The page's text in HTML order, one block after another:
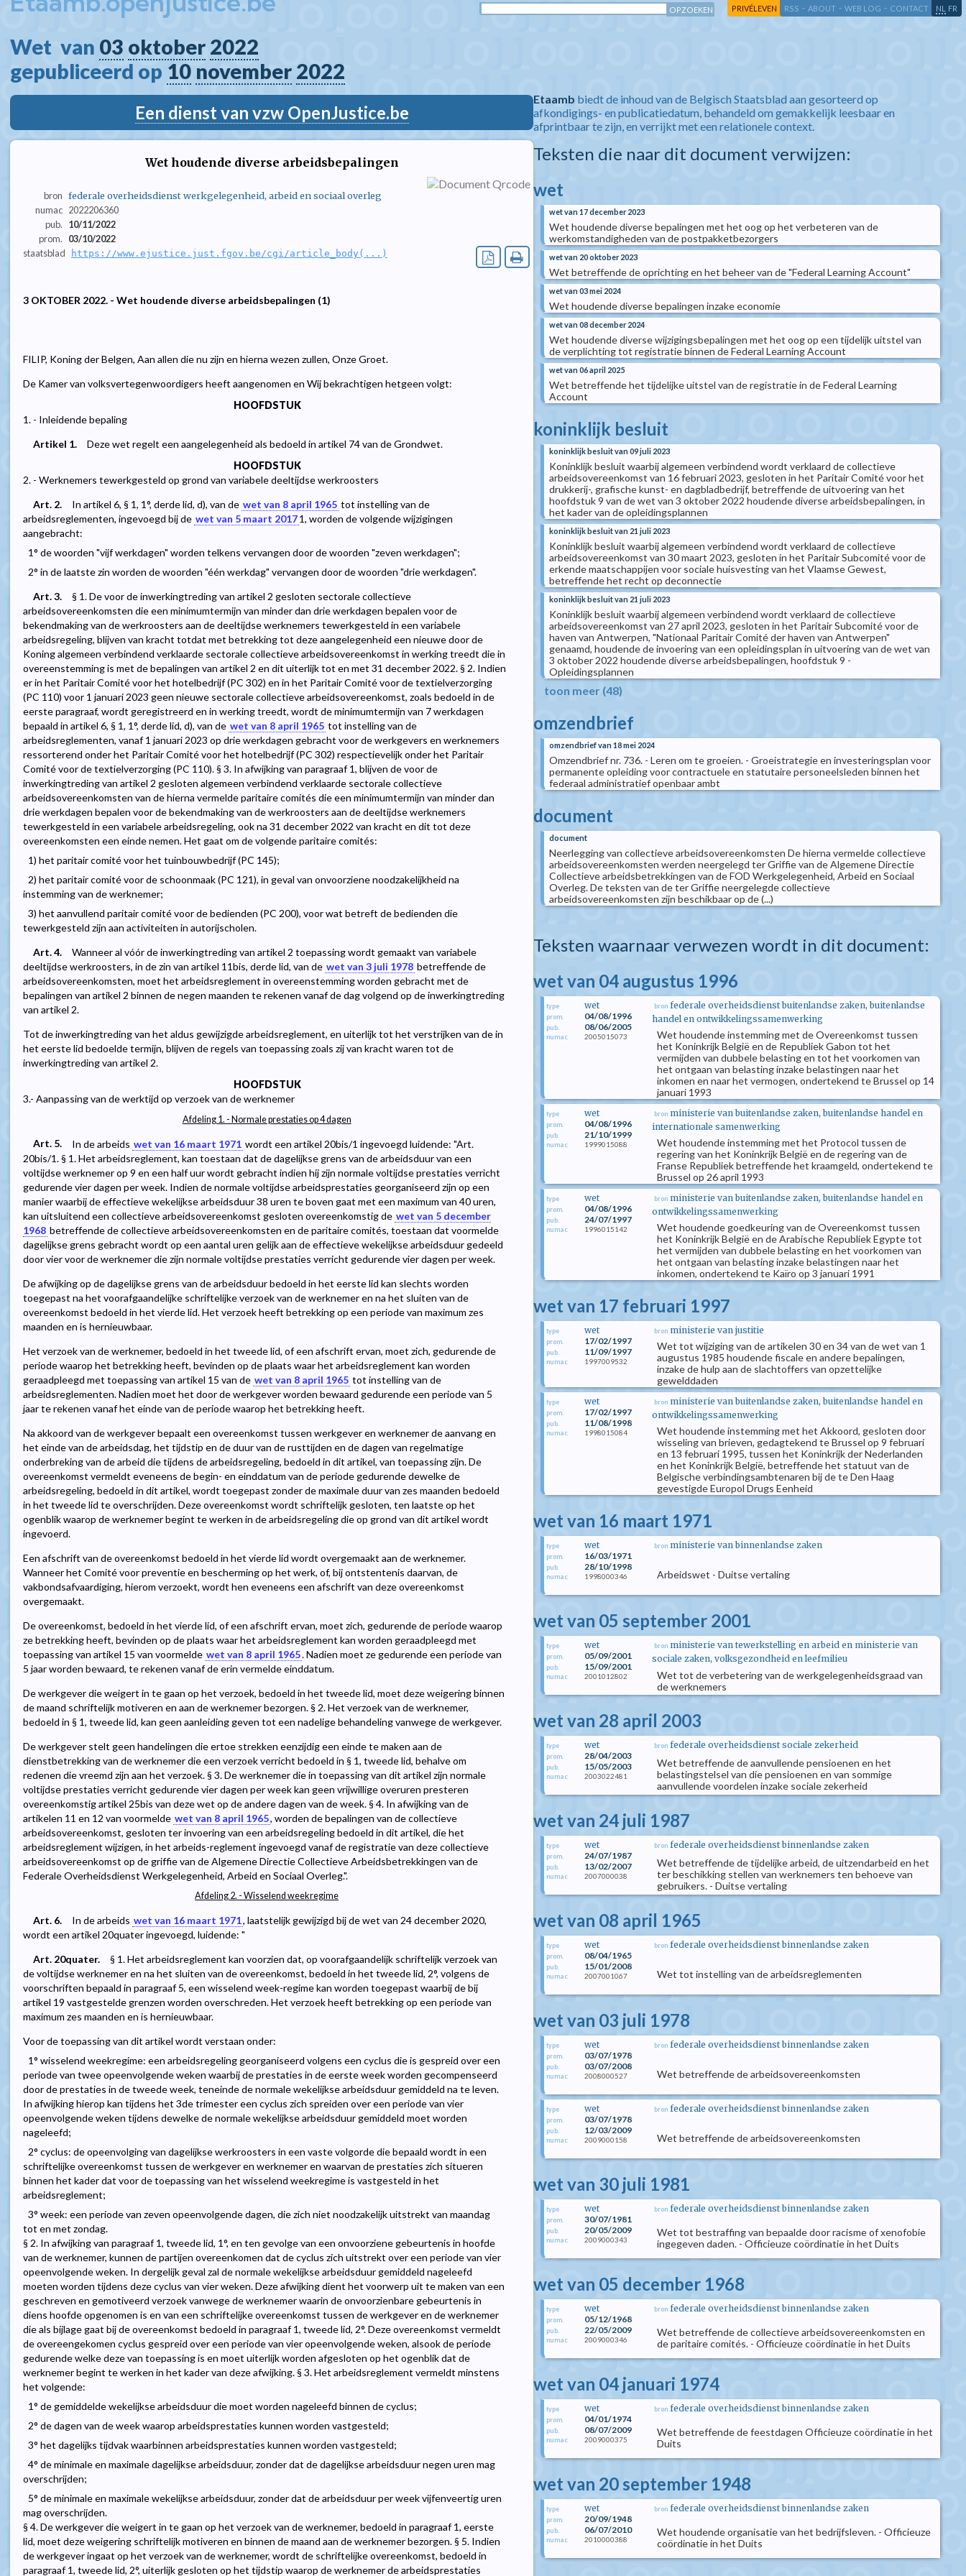
PRIVÉLEVEN RSS - ABOUT - WEB LOG - CONTACT NL FR
Wet  van 03 oktober 2022
gepubliceerd op 10 november 2022
Een dienst van vzw OpenJustice.be
Wet houdende diverse arbeidsbepalingen
bron federale overheidsdienst werkgelegenheid, arbeid en sociaal overleg
numac 2022206360
pub.
10/11/2022
prom.
03/10/2022
staatsblad
https://www.ejustice.just.fgov.be/cgi/article_body(...)
3 OKTOBER 2022. - Wet houdende diverse arbeidsbepalingen (1)
FILIP, Koning der Belgen, Aan allen die nu zijn en hierna wezen zullen, Onze Groet.
De Kamer van volksvertegenwoordigers heeft aangenomen en Wij bekrachtigen hetgeen volgt:
HOOFDSTUK
1. - Inleidende bepaling
Artikel 1.
Deze wet regelt een aangelegenheid als bedoeld in artikel 74 van de Grondwet.
HOOFDSTUK
2. - Werknemers tewerkgesteld op grond van variabele deeltijdse werkroosters
Art. 2.
In artikel 6, § 1, 1°, derde lid, d), van de wet van 8 april 1965 tot instelling van de
arbeidsreglementen, ingevoegd bij de wet van 5 maart 20171, worden de volgende wijzigingen
aangebracht:
1° de woorden "vijf werkdagen" worden telkens vervangen door de woorden "zeven werkdagen";
2° in de laatste zin worden de woorden "één werkdag" vervangen door de woorden "drie werkdagen".
Art. 3.
§ 1. De voor de inwerkingtreding van artikel 2 gesloten sectorale collectieve
arbeidsovereenkomsten die een minimumtermijn van minder dan drie werkdagen bepalen voor de
bekendmaking van de werkroosters aan de deeltijdse werknemers tewerkgesteld in een variabele
arbeidsregeling, blijven van kracht totdat met betrekking tot deze aangelegenheid een nieuwe door de
Koning algemeen verbindend verklaarde sectorale collectieve arbeidsovereenkomst in werking treedt die in
overeenstemming is met de bepalingen van artikel 2 en dit uiterlijk tot en met 31 december 2022. § 2. Indien
er in het Paritair Comité voor het hotelbedrijf (PC 302) en in het Paritair Comité voor de textielverzorging
(PC 110) voor 1 januari 2023 geen nieuwe sectorale collectieve arbeidsovereenkomst, zoals bedoeld in de
eerste paragraaf, wordt geregistreerd en in werking treedt, wordt de minimumtermijn van 7 werkdagen
bepaald in artikel 6, § 1, 1°, derde lid, d), van de wet van 8 april 1965 tot instelling van de
arbeidsreglementen, vanaf 1 januari 2023 op drie werkdagen gebracht voor de werkgevers en werknemers
ressorterend onder het Paritair Comité voor het hotelbedrijf (PC 302) respectievelijk onder het Paritair
Comité voor de textielverzorging (PC 110). § 3. In afwijking van paragraaf 1, blijven de voor de
inwerkingtreding van artikel 2 gesloten algemeen verbindend verklaarde sectorale collectieve
arbeidsovereenkomsten van de hierna vermelde paritaire comités die een minimumtermijn van minder dan
drie werkdagen bepalen voor de bekendmaking van de werkroosters aan de deeltijdse werknemers
tewerkgesteld in een variabele arbeidsregeling, ook na 31 december 2022 van kracht en dit tot deze
overeenkomsten een einde nemen. Het gaat om de volgende paritaire comités:
1) het paritair comité voor het tuinbouwbedrijf (PC 145);
2) het paritair comité voor de schoonmaak (PC 121), in geval van onvoorziene noodzakelijkheid na
instemming van de werknemer;
3) het aanvullend paritair comité voor de bedienden (PC 200), voor wat betreft de bedienden die
tewerkgesteld zijn aan activiteiten in autorijscholen.
Art. 4.
Wanneer al vóór de inwerkingtreding van artikel 2 toepassing wordt gemaakt van variabele
deeltijdse werkroosters, in de zin van artikel 11bis, derde lid, van de wet van 3 juli 1978 betreffende de
arbeidsovereenkomsten, moet het arbeidsreglement in overeenstemming worden gebracht met de
bepalingen van artikel 2 binnen de negen maanden te rekenen vanaf de dag volgend op de inwerkingtreding
van artikel 2.
Tot de inwerkingtreding van het aldus gewijzigde arbeidsreglement, en uiterlijk tot het verstrijken van de in
het eerste lid bedoelde termijn, blijven de regels van toepassing zoals zij van kracht waren tot de
inwerkingtreding van artikel 2.
HOOFDSTUK
3.- Aanpassing van de werktijd op verzoek van de werknemer
Afdeling 1. - Normale prestaties op 4 dagen
Art. 5. In de arbeids wet van 16 maart 1971 wordt een artikel 20bis/1 ingevoegd luidende: "Art.
20bis/1. § 1. Het arbeidsreglement, kan toestaan dat de dagelijkse grens van de arbeidsduur van een
voltijdse werknemer op 9 en een half uur wordt gebracht indien hij zijn normale voltijdse prestaties verricht
gedurende vier dagen per week. Indien de normale voltijdse arbeidsprestaties georganiseerd zijn op een
manier waarbij de effectieve wekelijkse arbeidsduur 38 uren te boven gaat met een maximum van 40 uren,
kan uitsluitend een collectieve arbeidsovereenkomst gesloten overeenkomstig de wet van 5 december
1968 betreffende de collectieve arbeidsovereenkomsten en de paritaire comités, toestaan dat voormelde
dagelijkse grens gebracht wordt op een aantal uren gelijk aan de effectieve wekelijkse arbeidsduur gedeeld
door vier voor de werknemer die zijn normale voltijdse prestaties verricht gedurende vier dagen per week.
De afwijking op de dagelijkse grens van de arbeidsduur bedoeld in het eerste lid kan slechts worden
toegepast na het voorafgaandelijke schriftelijke verzoek van de werknemer en na het sluiten van de
overeenkomst bedoeld in het vierde lid. Het verzoek heeft betrekking op een periode van maximum zes
maanden en is hernieuwbaar.
Het verzoek van de werknemer, bedoeld in het tweede lid, of een afschrift ervan, moet zich, gedurende de
periode waarop het betrekking heeft, bevinden op de plaats waar het arbeidsreglement kan worden
geraadpleegd met toepassing van artikel 15 van de wet van 8 april 1965 tot instelling van de
arbeidsreglementen. Nadien moet het door de werkgever worden bewaard gedurende een periode van 5
jaar te rekenen vanaf het einde van de periode waarop het betrekking heeft.
Na akkoord van de werkgever bepaalt een overeenkomst tussen werkgever en werknemer de aanvang en
het einde van de arbeidsdag, het tijdstip en de duur van de rusttijden en de dagen van regelmatige
onderbreking van de arbeid die tijdens de arbeidsregeling, bedoeld in dit artikel, van toepassing zijn. De
overeenkomst vermeldt eveneens de begin- en einddatum van de periode gedurende dewelke de
arbeidsregeling, bedoeld in dit artikel, wordt toegepast zonder de maximale duur van zes maanden bedoeld
in het tweede lid te overschrijden. Deze overeenkomst wordt schriftelijk gesloten, ten laatste op het
ogenblik waarop de werknemer begint te werken in de arbeidsregeling die op grond van dit artikel wordt
ingevoerd.
Een afschrift van de overeenkomst bedoeld in het vierde lid wordt overgemaakt aan de werknemer.
Wanneer het Comité voor preventie en bescherming op het werk, of, bij ontstentenis daarvan, de
vakbondsafvaardiging, hierom verzoekt, wordt hen eveneens een afschrift van deze overeenkomst
overgemaakt.
De overeenkomst, bedoeld in het vierde lid, of een afschrift ervan, moet zich, gedurende de periode waarop
ze betrekking heeft, bevinden op de plaats waar het arbeidsreglement kan worden geraadpleegd met
toepassing van artikel 15 van voormelde wet van 8 april 1965. Nadien moet ze gedurende een periode van
5 jaar worden bewaard, te rekenen vanaf de erin vermelde einddatum.
De werkgever die weigert in te gaan op het verzoek, bedoeld in het tweede lid, moet deze weigering binnen
de maand schriftelijk motiveren en aan de werknemer bezorgen. § 2. Het verzoek van de werknemer,
bedoeld in § 1, tweede lid, kan geen aanleiding geven tot een nadelige behandeling vanwege de werkgever.
De werkgever stelt geen handelingen die ertoe strekken eenzijdig een einde te maken aan de
dienstbetrekking van de werknemer die een verzoek verricht bedoeld in § 1, tweede lid, behalve om
redenen die vreemd zijn aan het verzoek. § 3. De werknemer die in toepassing van dit artikel zijn normale
voltijdse prestaties verricht gedurende vier dagen per week kan geen vrijwillige overuren presteren
overeenkomstig artikel 25bis van deze wet op de andere dagen van de week. § 4. In afwijking van de
artikelen 11 en 12 van voormelde wet van 8 april 1965, worden de bepalingen van de collectieve
arbeidsovereenkomst, gesloten ter invoering van een arbeidsregeling bedoeld in dit artikel, die het
arbeidsreglement wijzigen, in het arbeids-reglement ingevoegd vanaf de registratie van deze collectieve
arbeidsovereenkomst op de griffie van de Algemene Directie Collectieve Arbeidsbetrekkingen van de
Federale Overheidsdienst Werkgelegenheid, Arbeid en Sociaal Overleg.".
Afdeling 2. - Wisselend weekregime
Art. 6. In de arbeids wet van 16 maart 1971, laatstelijk gewijzigd bij de wet van 24 december 2020,
wordt een artikel 20quater ingevoegd, luidende: "
Art. 20quater.
§ 1. Het arbeidsreglement kan voorzien dat, op voorafgaandelijk schriftelijk verzoek van
de voltijdse werknemer en na het sluiten van de overeenkomst, bedoeld in het tweede lid, 2°, volgens de
voorschriften bepaald in paragraaf 5, een wisselend week-regime kan worden toegepast waarbij de bij
artikel 19 vastgestelde grenzen worden overschreden. Het verzoek heeft betrekking op een periode van
maximum zes maanden en is hernieuwbaar.
Voor de toepassing van dit artikel wordt verstaan onder:
1° wisselend weekregime: een arbeidsregeling georganiseerd volgens een cyclus die is gespreid over een
periode van twee opeenvolgende weken waarbij de prestaties in de eerste week worden gecompenseerd
door de prestaties in de tweede week, teneinde de normale wekelijkse arbeidsduur gemiddeld na te leven.
In afwijking hierop kan tijdens het 3de trimester een cyclus zich spreiden over een periode van vier
opeenvolgende weken tijdens dewelke de normale wekelijkse arbeidsduur gemiddeld moet worden
nageleefd;
2° cyclus: de opeenvolging van dagelijkse werkroosters in een vaste volgorde die bepaald wordt in een
schriftelijke overeenkomst tussen de werkgever en werknemer en waarvan de prestaties zich situeren
binnen het kader dat voor de toepassing van het wisselend weekregime is vastgesteld in het
arbeidsreglement;
3° week: een periode van zeven opeenvolgende dagen, die zich niet noodzakelijk uitstrekt van maandag
tot en met zondag.
§ 2. In afwijking van paragraaf 1, tweede lid, 1°, en ten gevolge van een onvoorziene gebeurtenis in hoofde
van de werknemer, kunnen de partijen overeenkomen dat de cyclus zich uitstrekt over een periode van vier
opeenvolgende weken. In dergelijk geval zal de normale wekelijkse arbeidsduur gemiddeld nageleefd
moeten worden tijdens deze cyclus van vier weken. Deze afwijking dient het voorwerp uit te maken van een
geschreven en gemotiveerd verzoek vanwege de werknemer waarin de onvoorzienbare gebeurtenis in
diens hoofde opgenomen is en van een schriftelijke overeenkomst tussen de werkgever en de werknemer
die als bijlage gaat bij de overeenkomst bedoeld in paragraaf 1, tweede lid, 2°. Deze overeenkomst vermeldt
de overeengekomen cyclus gespreid over een periode van vier opeenvolgende weken, alsook de periode
gedurende welke deze van toepassing is en moet uiterlijk worden afgesloten op het ogenblik dat de
werknemer begint te werken in het kader van deze afwijking. § 3. Het arbeidsreglement vermeldt minstens
het volgende:
1° de gemiddelde wekelijkse arbeidsduur die moet worden nageleefd binnen de cyclus;
2° de dagen van de week waarop arbeidsprestaties kunnen worden vastgesteld;
3° het dagelijks tijdvak waarbinnen arbeidsprestaties kunnen worden vastgesteld;
4° de minimale en maximale dagelijkse arbeidsduur, zonder dat de dagelijkse arbeidsduur negen uren mag
overschrijden;
5° de minimale en maximale wekelijkse arbeidsduur, zonder dat de arbeidsduur per week vijfenveertig uren
mag overschrijden.
§ 4. De werkgever die weigert in te gaan op het verzoek van de werknemer, bedoeld in paragraaf 1, eerste
lid, moet deze weigering schriftelijk motiveren en binnen de maand aan de werknemer bezorgen. § 5. Indien
de werkgever ingaat op het verzoek van de werknemer, wordt de schriftelijke overeenkomst, bedoeld in
paragraaf 1, tweede lid, 2°, uiterlijk gesloten op het tijdstip waarop de werknemer de arbeidsprestaties
Etaamb biedt de inhoud van de Belgisch Staatsblad aan gesorteerd op
afkondigings- en publicatiedatum, behandeld om gemakkelijk leesbaar en
afprintbaar te zijn, en verrijkt met een relationele context.
Teksten die naar dit document verwijzen:
wet
wet van 17 december 2023
Wet houdende diverse bepalingen met het oog op het verbeteren van de
werkomstandigheden van de postpakketbezorgers
wet van 20 oktober 2023
Wet betreffende de oprichting en het beheer van de "Federal Learning Account"
wet van 03 mei 2024
Wet houdende diverse bepalingen inzake economie
wet van 08 december 2024
Wet houdende diverse wijzigingsbepalingen met het oog op een tijdelijk uitstel van
de verplichting tot registratie binnen de Federal Learning Account
wet van 06 april 2025
Wet betreffende het tijdelijke uitstel van de registratie in de Federal Learning
Account
koninklijk besluit
koninklijk besluit van 09 juli 2023
Koninklijk besluit waarbij algemeen verbindend wordt verklaard de collectieve
arbeidsovereenkomst van 16 februari 2023, gesloten in het Paritair Comité voor het
drukkerij-, grafische kunst- en dagbladbedrijf, betreffende de uitvoering van het
hoofdstuk 9 van de wet van 3 oktober 2022 houdende diverse arbeidsbepalingen, in
het kader van de opleidingsplannen
koninklijk besluit van 21 juli 2023
Koninklijk besluit waarbij algemeen verbindend wordt verklaard de collectieve
arbeidsovereenkomst van 30 maart 2023, gesloten in het Paritair Subcomité voor de
erkende maatschappijen voor sociale huisvesting van het Vlaamse Gewest,
betreffende het recht op deconnectie
koninklijk besluit van 21 juli 2023
Koninklijk besluit waarbij algemeen verbindend wordt verklaard de collectieve
arbeidsovereenkomst van 27 april 2023, gesloten in het Paritair Subcomité voor de
haven van Antwerpen, "Nationaal Paritair Comité der haven van Antwerpen"
genaamd, houdende de invoering van een opleidingsplan in uitvoering van de wet van
3 oktober 2022 houdende diverse arbeidsbepalingen, hoofdstuk 9 -
Opleidingsplannen
toon meer (48)
omzendbrief
omzendbrief van 18 mei 2024
Omzendbrief nr. 736. - Leren om te groeien. - Groeistrategie en investeringsplan voor
permanente opleiding voor contractuele en statutaire personeelsleden binnen het
federaal administratief openbaar ambt
document
document
Neerlegging van collectieve arbeidsovereenkomsten De hierna vermelde collectieve
arbeidsovereenkomsten werden neergelegd ter Griffie van de Algemene Directie
Collectieve arbeidsbetrekkingen van de FOD Werkgelegenheid, Arbeid en Sociaal
Overleg. De teksten van de ter Griffie neergelegde collectieve
arbeidsovereenkomsten zijn beschikbaar op de (...)
Teksten waarnaar verwezen wordt in dit document:
wet van 04 augustus 1996
type wet
prom. 04/08/1996
pub. 08/06/2005
numac 2005015073
bron federale overheidsdienst buitenlandse zaken, buitenlandse
handel en ontwikkelingssamenwerking
Wet houdende instemming met de Overeenkomst tussen
het Koninkrijk België en de Republiek Gabon tot het
vermijden van dubbele belasting en tot het voorkomen van
het ontgaan van belasting inzake belastingen naar het
inkomen en naar het vermogen, ondertekend te Brussel op 14
januari 1993
type wet
prom. 04/08/1996
pub. 21/10/1999
numac 1999015088
bron ministerie van buitenlandse zaken, buitenlandse handel en
internationale samenwerking
Wet houdende instemming met het Protocol tussen de
regering van het Koninkrijk België en de regering van de
Franse Republiek betreffende het kraamgeld, ondertekend te
Brussel op 26 april 1993
type wet
prom. 04/08/1996
pub. 24/07/1997
numac 1996015142
bron ministerie van buitenlandse zaken, buitenlandse handel en
ontwikkelingssamenwerking
Wet houdende goedkeuring van de Overeenkomst tussen
het Koninkrijk België en de Arabische Republiek Egypte tot
het vermijden van dubbele belasting en het voorkomen van
het ontgaan van belasting inzake belastingen naar het
inkomen, ondertekend te Kaïro op 3 januari 1991
wet van 17 februari 1997
type wet
prom. 17/02/1997
pub. 11/09/1997
numac 1997009532
bron ministerie van justitie
Wet tot wijziging van de artikelen 30 en 34 van de wet van 1
augustus 1985 houdende fiscale en andere bepalingen,
inzake de hulp aan de slachtoffers van opzettelijke
gewelddaden
type wet
prom. 17/02/1997
pub. 11/08/1998
numac 1998015084
bron ministerie van buitenlandse zaken, buitenlandse handel en
ontwikkelingssamenwerking
Wet houdende instemming met het Akkoord, gesloten door
wisseling van brieven, gedagtekend te Brussel op 9 februari
en 13 februari 1995, tussen het Koninkrijk der Nederlanden
en het Koninkrijk België, betreffende het statuut van de
Belgische verbindingsambtenaren bij de te Den Haag
gevestigde Europol Drugs Eenheid
wet van 16 maart 1971
type wet
prom. 16/03/1971
pub. 28/10/1998
numac 1998000346
bron ministerie van binnenlandse zaken
Arbeidswet - Duitse vertaling
wet van 05 september 2001
type wet
prom. 05/09/2001
pub. 15/09/2001
numac 2001012802
bron ministerie van tewerkstelling en arbeid en ministerie van
sociale zaken, volksgezondheid en leefmilieu
Wet tot de verbetering van de werkgelegenheidsgraad van
de werknemers
wet van 28 april 2003
type wet
prom. 28/04/2003
pub. 15/05/2003
numac 2003022481
bron federale overheidsdienst sociale zekerheid
Wet betreffende de aanvullende pensioenen en het
belastingstelsel van die pensioenen en van sommige
aanvullende voordelen inzake sociale zekerheid
wet van 24 juli 1987
type wet
prom. 24/07/1987
pub. 13/02/2007
numac 2007000038
bron federale overheidsdienst binnenlandse zaken
Wet betreffende de tijdelijke arbeid, de uitzendarbeid en het
ter beschikking stellen van werknemers ten behoeve van
gebruikers. - Duitse vertaling
wet van 08 april 1965
type wet
prom. 08/04/1965
pub. 15/01/2008
numac 2007001067
bron federale overheidsdienst binnenlandse zaken
Wet tot instelling van de arbeidsreglementen
wet van 03 juli 1978
type wet
prom. 03/07/1978
pub. 03/07/2008
numac 2008000527
bron federale overheidsdienst binnenlandse zaken
Wet betreffende de arbeidsovereenkomsten
type wet
prom. 03/07/1978
pub. 12/03/2009
numac 2009000158
bron federale overheidsdienst binnenlandse zaken
Wet betreffende de arbeidsovereenkomsten
wet van 30 juli 1981
type wet
prom. 30/07/1981
pub. 20/05/2009
numac 2009000343
bron federale overheidsdienst binnenlandse zaken
Wet tot bestraffing van bepaalde door racisme of xenofobie
ingegeven daden. - Officieuze coördinatie in het Duits
wet van 05 december 1968
type wet
prom. 05/12/1968
pub. 22/05/2009
numac 2009000346
bron federale overheidsdienst binnenlandse zaken
Wet betreffende de collectieve arbeidsovereenkomsten en
de paritaire comités. - Officieuze coördinatie in het Duits
wet van 04 januari 1974
type wet
prom. 04/01/1974
pub. 08/07/2009
numac 2009000375
bron federale overheidsdienst binnenlandse zaken
Wet betreffende de feestdagen Officieuze coördinatie in het
Duits
wet van 20 september 1948
type wet
prom. 20/09/1948
pub. 06/07/2010
numac 2010000388
bron federale overheidsdienst binnenlandse zaken
Wet houdende organisatie van het bedrijfsleven. - Officieuze
coördinatie in het Duits